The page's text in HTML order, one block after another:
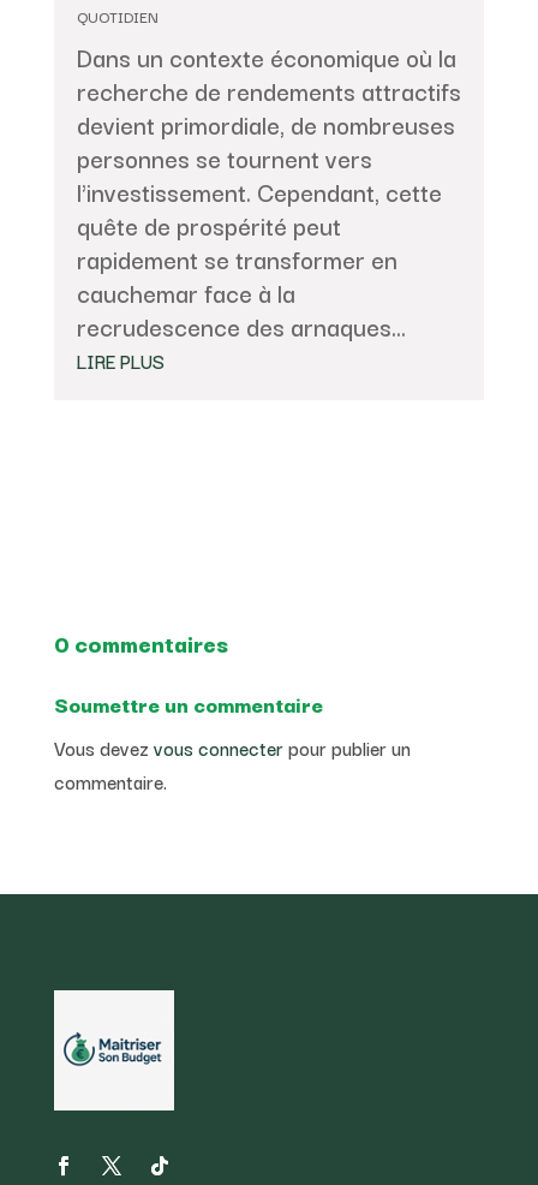
QUOTIDIEN
Dans un contexte économique où la
recherche de rendements attractifs
devient primordiale, de nombreuses
personnes se tournent vers
l'investissement. Cependant, cette
quête de prospérité peut
rapidement se transformer en
cauchemar face à la
recrudescence des arnaques...
LIRE PLUS
0 commentaires
Soumettre un commentaire
Vous devez vous connecterpour publier un
commentaire.